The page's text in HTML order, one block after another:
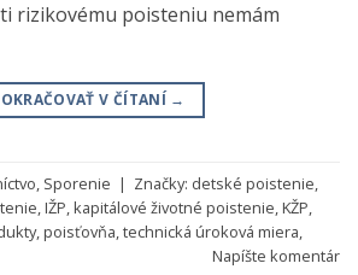
rizikovému poisteniu nemám
V ČÍTANÍ →
, Sporenie | Značky: detské poistenie,
,IŽP,kapitálové životné poistenie,KŽP,
,poisťovňa,technická úroková miera,
Napíšte komentár